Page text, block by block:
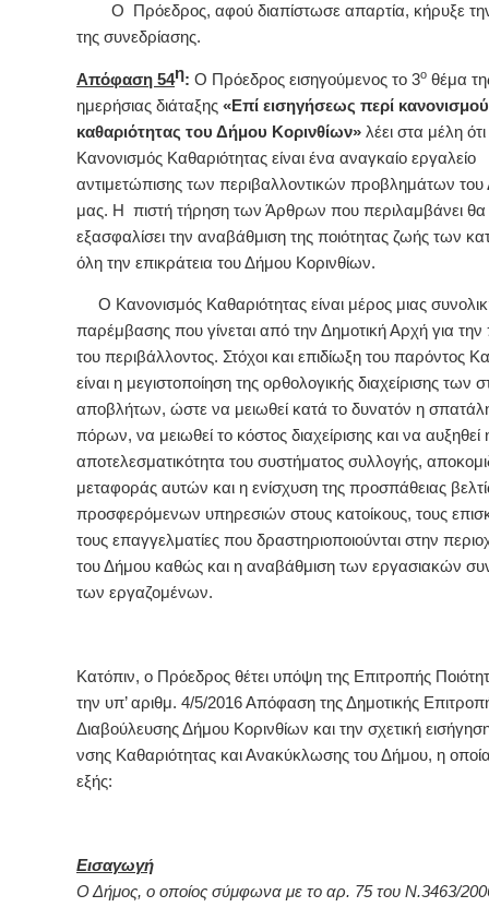
Ο Πρόεδρος, αφού διαπίστωσε απαρτία, κήρυξε
της συνεδρίασης.
Απόφαση 54η: Ο Πρόεδρος εισηγούμενος το 3ο θέμα
ημερήσιας διάταξης «Επί εισηγήσεως περί κανονισμού
καθαριότητας του Δήμου Κορινθίων» λέει στα μέλη
Κανονισμός Καθαριότητας είναι ένα αναγκαίο εργαλείο
αντιμετώπισης των περιβαλλοντικών προβλημάτων
μας. Η πιστή τήρηση των Άρθρων που περιλαμβάνει θα
εξασφαλίσει την αναβάθμιση της ποιότητας ζωής των
όλη την επικράτεια του Δήμου Κορινθίων.
Ο Κανονισμός Καθαριότητας είναι μέρος μιας
παρέμβασης που γίνεται από την Δημοτική Αρχή για
του περιβάλλοντος. Στόχοι και επιδίωξη του παρόντος
είναι η μεγιστοποίηση της ορθολογικής διαχείρισης των
αποβλήτων, ώστε να μειωθεί κατά το δυνατόν η
πόρων, να μειωθεί το κόστος διαχείρισης και να αυξηθεί
αποτελεσματικότητα του συστήματος συλλογής,
μεταφοράς αυτών και η ενίσχυση της προσπάθειας
προσφερόμενων υπηρεσιών στους κατοίκους, τους
τους επαγγελματίες που δραστηριοποιούνται στην
του Δήμου καθώς και η αναβάθμιση των εργασιακών
των εργαζομένων.
Κατόπιν, ο Πρόεδρος θέτει υπόψη της Επιτροπής
την υπ’ αριθμ. 4/5/2016 Απόφαση της Δημοτικής
Διαβούλευσης Δήμου Κορινθίων και την σχετική
νσης Καθαριότητας και Ανακύκλωσης του Δήμου, η
εξής:
Εισαγωγή
Ο Δήμος, ο οποίος σύμφωνα με το αρ. 75 του Ν.3463/